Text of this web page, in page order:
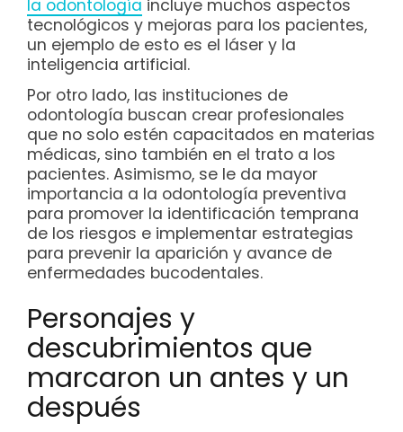
la odontología incluye muchos aspectos
tecnológicos y mejoras para los pacientes,
un ejemplo de esto es el láser y la
inteligencia artificial.
Por otro lado, las instituciones de
odontología buscan crear profesionales
que no solo estén capacitados en materias
médicas, sino también en el trato a los
pacientes. Asimismo, se le da mayor
importancia a la odontología preventiva
para promover la identificación temprana
de los riesgos e implementar estrategias
para prevenir la aparición y avance de
enfermedades bucodentales.
Personajes y
descubrimientos que
marcaron un antes y un
después